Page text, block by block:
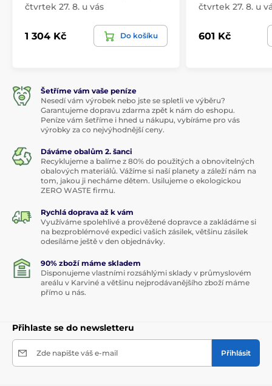
čtvrtek 27. 8. u vás
1 304 Kč Do košíku
čtvrtek 27. 8. u
601 Kč
Šetříme vám vaše peníze
Nesedí vám výrobek nebo jste se spletli ve výběru?
Garantujeme dopravu zdarma zpět k nám do eshopu.
Peníze vám šetříme i hned u nákupu, vybíráme pro vás
výrobky za co nejvýhodnější ceny.
Dáváme obalům 2. šanci
Recyklujeme a balíme z 80% do použitých a obnovitelných
obalových materiálů. Vážíme si naší planety a záleží nám na
tom, jakou ji necháme dětem. Usilujeme o ekologickou
ZERO WASTE firmu.
Rychlá doprava až k vám
Využíváme spolehlivé a prověžené dopravce a zakládáme si
na bezproblémové expedici vašich zásilek, většinu zásilek
odesíláme ještě v den objednávky.
90% zboží máme skladem
Disponujeme vlastními rozsáhlými sklady v průmyslovém
areálu v Karviné a většinu nejprodávanějšího zboží máme
přímo u nás.
Přihlaste se do newsletteru
Zde napište váš e-mail Přihlásit